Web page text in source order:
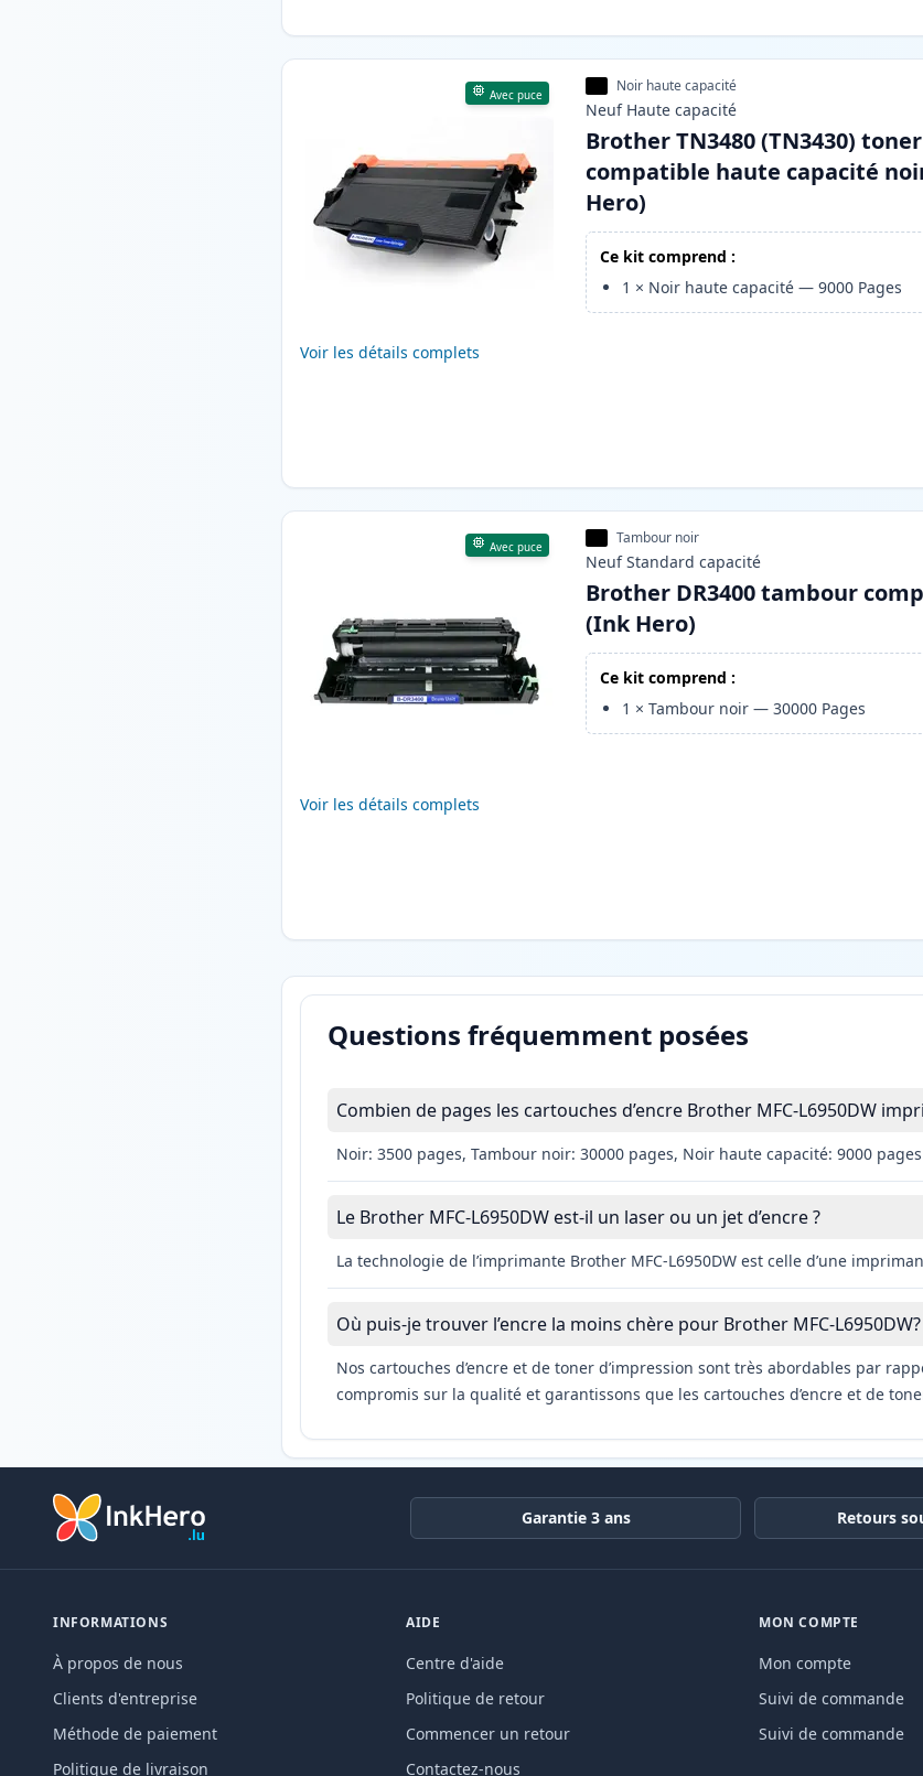
Avec puce
Voir les détails complets
Noir haute capacité
Neuf Haute capacité
Brother TN3480 (TN3430) toner
compatible haute capacité
Hero)
Ce kit comprend :
1 × Noir haute capacité —9000 Pages
Avec puce
Voir les détails complets
Tambour noir
Neuf Standard capacité
Brother DR3400 tambour
(Ink Hero)
Ce kit comprend :
1 ×Tambour noir —30000 Pages
Questions fréquemment posées
Combien de pages les cartouches d’encre Brother MFC-L6950DW
Noir: 3500 pages, Tambour noir: 30000 pages, Noir haute capacité: 9000 pages
Le Brother MFC-L6950DW est-il un laser ou un jet d’encre ?
La technologie de l’imprimante Brother MFC-L6950DW est celle d’une
Où puis-je trouver l’encre la moins chère pour Brother MFC-L6950DW?
Nos cartouches d’encre et de toner d’impression sont très abordables par
compromis sur la qualité et garantissons que les cartouches d’encre et de
Garantie 3 ans Retours
INFORMATIONS
À propos de nous
Clients d'entreprise
Méthode de paiement
Politique de livraison
AIDE
Centre d'aide
Politique de retour
Commencer un retour
Contactez-nous
MON COMPTE
Mon compte
Suivi de commande
Suivi de commande